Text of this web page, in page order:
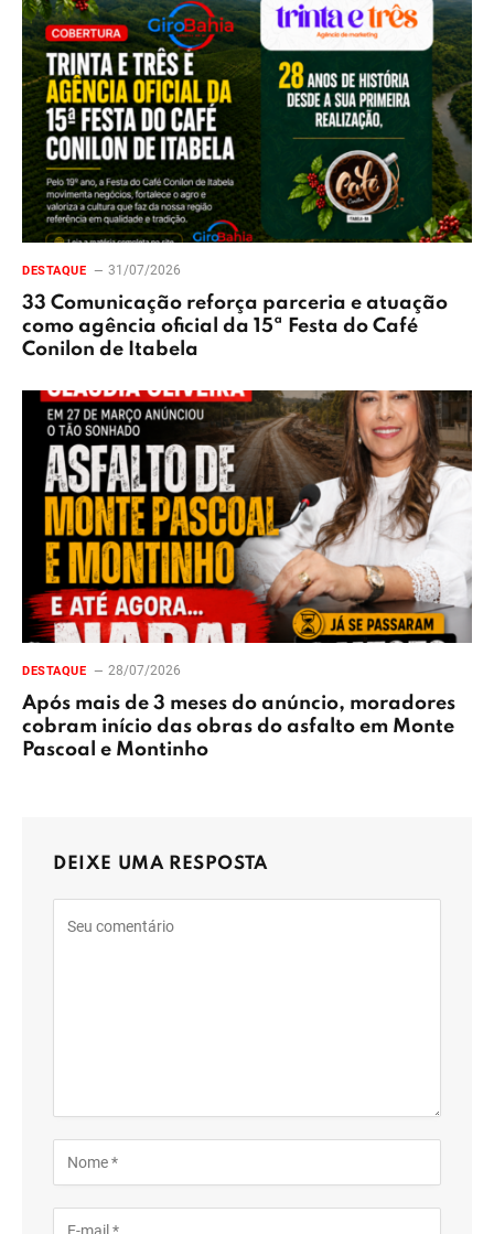
DESTAQUE 31/07/2026
33 Comunicação reforça parceria e atuação
como agência oficial da 15ª Festa do Café
Conilon de Itabela
DESTAQUE 28/07/2026
Após mais de 3 meses do anúncio, moradores
cobram início das obras do asfalto em Monte
Pascoal e Montinho
DEIXE UMA RESPOSTA